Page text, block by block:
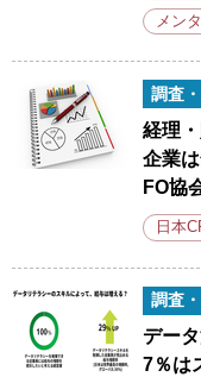
メン
調査
経理
企業
FO協
日本
調査
デー
7％は